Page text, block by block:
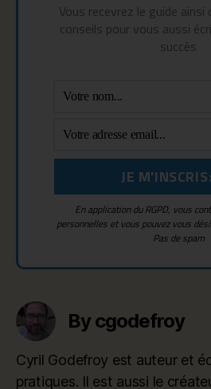
Vous recevrez le guide ainsi
conseils pour vous aussi
succès
En application du RGPD, vous
personnelles et vous pouvez vous
Pas de spam
By cgodefroy
Cyril Godefroy est auteur et
pratiques. Il est aussi le